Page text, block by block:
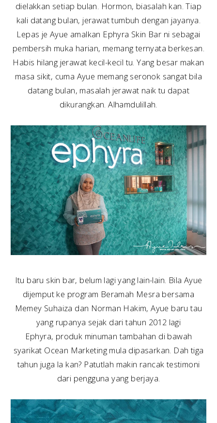
dielakkan setiap bulan. Hormon, biasalah kan. Tiap
kali datang bulan, jerawat tumbuh dengan jayanya.
Lepas je Ayue amalkan Ephyra Skin Bar ni sebagai
pembersih muka harian, memang ternyata berkesan.
Habis hilang jerawat kecil-kecil tu. Yang besar makan
masa sikit, cuma Ayue memang seronok sangat bila
datang bulan, masalah jerawat naik tu dapat
dikurangkan. Alhamdulillah.
Itu baru skin bar, belum lagi yang lain-lain. Bila Ayue
dijemput ke program Beramah Mesra bersama
Memey Suhaiza dan Norman Hakim, Ayue baru tau
yang rupanya sejak dari tahun 2012 lagi
Ephyra, produk minuman tambahan di bawah
syarikat Ocean Marketing mula dipasarkan. Dah tiga
tahun juga la kan? Patutlah makin rancak testimoni
dari pengguna yang berjaya.